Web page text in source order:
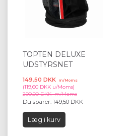
TOPTEN DELUXE
UDSTYRSNET
149,50 DKK m/Moms
(119,60 DKK u/Moms)
299,00 DKKm/Moms
Du sparer: 149,50 DKK
Læg i kurv